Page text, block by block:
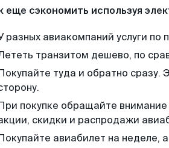
еще сэкономить используя
разных авиакомпаний услуги по
транзитом дешево, по
туда и обратно
покупке обращайте
скидки и распродажи
авиабилет на неделе,